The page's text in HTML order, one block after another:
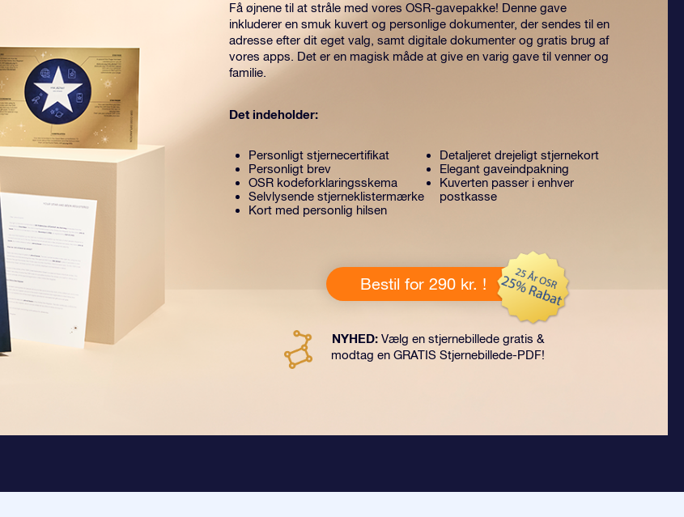
Få øjnene til at stråle med vores OSR-gavepakke! Denne gave
inkluderer en smuk kuvert og personlige dokumenter, der sendes til en
adresse efter dit eget valg, samt digitale dokumenter og gratis brug af
vores apps. Det er en magisk måde at give en varig gave til venner og
familie.
Det indeholder:
Personligt stjernecertifikat
Personligt brev
OSR kodeforklaringsskema
Selvlysende stjerneklistermærke
Kort med personlig hilsen
Detaljeret drejeligt stjernekort
Elegant gaveindpakning
Kuverten passer i enhver
postkasse
Bestil for 290 kr. !
NYHED:Vælg en stjernebillede gratis &
modtag en GRATIS Stjernebillede-PDF!